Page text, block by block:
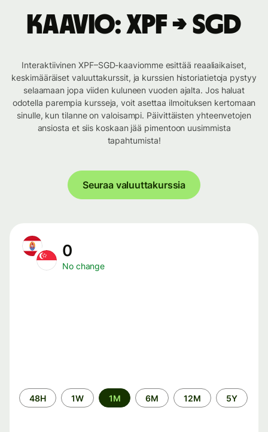
Kaavio: XPF → SGD
Interaktiivinen XPF–SGD-kaaviomme esittää reaaliaikaiset,
keskimääräiset valuuttakurssit, ja kurssien historiatietoja pystyy
selaamaan jopa viiden kuluneen vuoden ajalta. Jos haluat
odotella parempia kursseja, voit asettaa ilmoituksen kertomaan
sinulle, kun tilanne on valoisampi. Päivittäisten yhteenvetojen
ansiosta et siis koskaan jää pimentoon uusimmista
tapahtumista!
Seuraa valuuttakurssia
0
No change
Time
period
48H 1W 1M 6M 12M 5Y